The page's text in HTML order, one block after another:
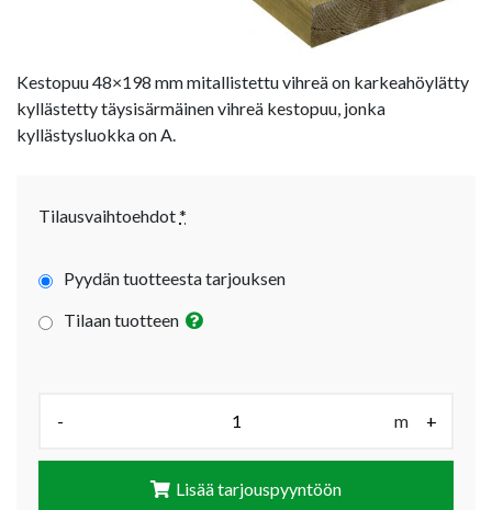
Kestopuu 48×198 mm mitallistettu vihreä on karkeahöylätty
kyllästetty täysisärmäinen vihreä kestopuu, jonka
kyllästysluokka on A.
Tilausvaihtoehdot*
Pyydän tuotteesta tarjouksen
Tilaan tuotteen
- m +
Lisää tarjouspyyntöön